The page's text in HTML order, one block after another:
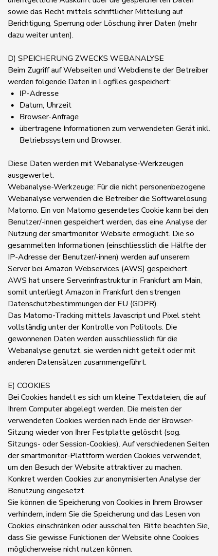
sowie das Recht mittels schriftlicher Mitteilung auf
Berichtigung, Sperrung oder Löschung ihrer Daten (mehr
dazu weiter unten).
D) SPEICHERUNG ZWECKS WEBANALYSE
Beim Zugriff auf Webseiten und Webdienste der Betreiber
werden folgende Daten in Logfiles gespeichert:
IP-Adresse
Datum, Uhrzeit
Browser-Anfrage
übertragene Informationen zum verwendeten Gerät inkl.
Betriebssystem und Browser.
Diese Daten werden mit Webanalyse-Werkzeugen
ausgewertet.
Webanalyse-Werkzeuge: Für die nicht personenbezogene
Webanalyse verwenden die Betreiber die Softwarelösung
Matomo. Ein von Matomo gesendetes Cookie kann bei den
Benutzer/-innen gespeichert werden, das eine Analyse der
Nutzung der smartmonitor Website ermöglicht. Die so
gesammelten Informationen (einschliesslich die Hälfte der
IP-Adresse der Benutzer/-innen) werden auf unserem
Server bei Amazon Webservices (AWS) gespeichert.
AWS hat unsere Serverinfrastruktur in Frankfurt am Main,
somit unterliegt Amazon in Frankfurt den strengen
Datenschutzbestimmungen der EU (GDPR).
Das Matomo-Tracking mittels Javascript und Pixel steht
vollständig unter der Kontrolle von Politools. Die
gewonnenen Daten werden ausschliesslich für die
Webanalyse genutzt, sie werden nicht geteilt oder mit
anderen Datensätzen zusammengeführt.
E) COOKIES
Bei Cookies handelt es sich um kleine Textdateien, die auf
Ihrem Computer abgelegt werden. Die meisten der
verwendeten Cookies werden nach Ende der Browser-
Sitzung wieder von Ihrer Festplatte gelöscht (sog.
Sitzungs- oder Session-Cookies). Auf verschiedenen Seiten
der smartmonitor-Plattform werden Cookies verwendet,
um den Besuch der Website attraktiver zu machen.
Konkret werden Cookies zur anonymisierten Analyse der
Benutzung eingesetzt.
Sie können die Speicherung von Cookies in Ihrem Browser
verhindern, indem Sie die Speicherung und das Lesen von
Cookies einschränken oder ausschalten. Bitte beachten Sie,
dass Sie gewisse Funktionen der Website ohne Cookies
möglicherweise nicht nutzen können.